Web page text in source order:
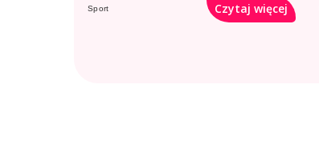
Sport Czytaj więcej